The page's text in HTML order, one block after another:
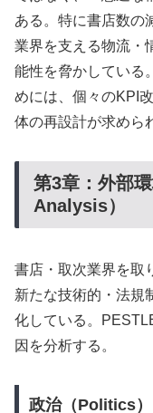
ある。特に書店数の
業界を支える物流・
能性を脅かしている
めには、個々のKPI
体の再設計が求めら
第3章：外部
Analysis）
書店・取次業界を取
新たな技術的・法規
化している。
因を分析する。
政治（Politics）